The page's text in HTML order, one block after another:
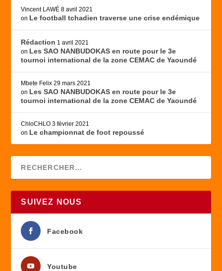
Vincent LAWÉ 8 avril 2021
on Le football tchadien traverse une crise endémique
Rédaction 1 avril 2021
on Les SAO NANBUDOKAS en route pour le 3e
tournoi international de la zone CEMAC de Yaoundé
Mbete Felix 29 mars 2021
on Les SAO NANBUDOKAS en route pour le 3e
tournoi international de la zone CEMAC de Yaoundé
ChloCHLO 3 février 2021
on Le championnat de foot repoussé
SUIVEZ NOUS
Facebook
Youtube